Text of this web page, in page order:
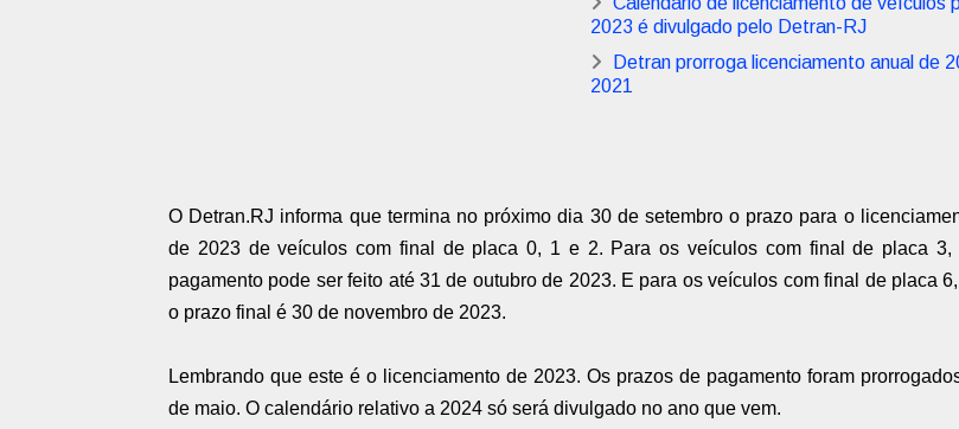
2023 é divulgado pelo Detran-RJ
Detran prorroga licenciamento anual de
2021
O Detran.RJ informa que termina no próximo dia 30 de setembro o prazo para o
de 2023 de veículos com final de placa 0, 1 e 2. Para os veículos com final de placa
pagamento pode ser feito até 31 de outubro de 2023. E para os veículos com final de placa
o prazo final é 30 de novembro de 2023.
Lembrando que este é o licenciamento de 2023. Os prazos de pagamento foram
de maio. O calendário relativo a 2024 só será divulgado no ano que vem.